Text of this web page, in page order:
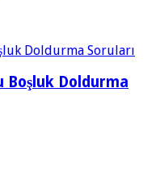
Boşluk Doldurma